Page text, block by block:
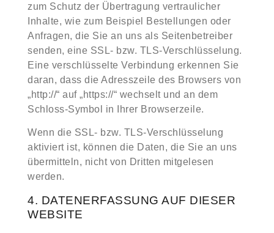
zum Schutz der Übertragung vertraulicher
Inhalte, wie zum Beispiel Bestellungen oder
Anfragen, die Sie an uns als Seitenbetreiber
senden, eine SSL- bzw. TLS-Verschlüsselung.
Eine verschlüsselte Verbindung erkennen Sie
daran, dass die Adresszeile des Browsers von
„http://“ auf „https://“ wechselt und an dem
Schloss-Symbol in Ihrer Browserzeile.
Wenn die SSL- bzw. TLS-Verschlüsselung
aktiviert ist, können die Daten, die Sie an uns
übermitteln, nicht von Dritten mitgelesen
werden.
4. DATENERFASSUNG AUF DIESER
WEBSITE